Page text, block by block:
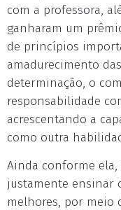
com a professora,
ganharam um
de princípios
amadurecimento
determinação, o
responsabilidade
acrescentando a
como outra
Ainda conforme
justamente ensinar
melhores, por meio